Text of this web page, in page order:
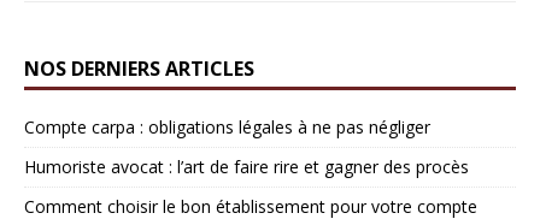
NOS DERNIERS ARTICLES
Compte carpa : obligations légales à ne pas négliger
Humoriste avocat : l’art de faire rire et gagner des procès
Comment choisir le bon établissement pour votre compte